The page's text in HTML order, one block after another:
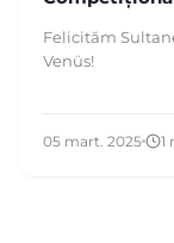
Felicităm
Venüs!
05 mart. 2025 1